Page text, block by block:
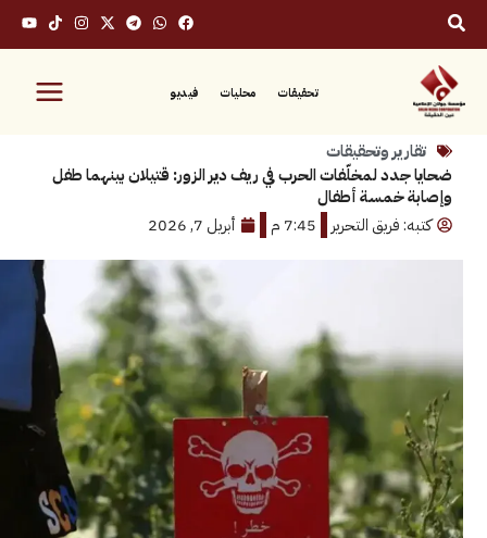
محليات فيديو
وتحقيقات
لمخلّفات الحرب في ريف دير الزور: قتيلان بينهما طفل
خمسة أطفال
فريق التحرير
7:45 م أبريل 7, 2026